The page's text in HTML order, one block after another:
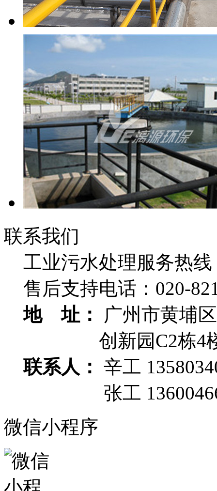
联系我们
工业污水处理服务热线
售后支持电话： 020-
地 址：
广州市黄埔
创新园C2栋4
联系人： 辛工
张工
微信小程序